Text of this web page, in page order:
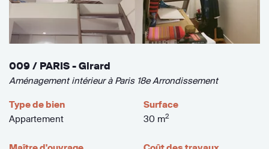
009 / PARIS - Girard
Aménagement intérieur à Paris 18e Arrondissement
Type de bien
Appartement
Surface
30 m2